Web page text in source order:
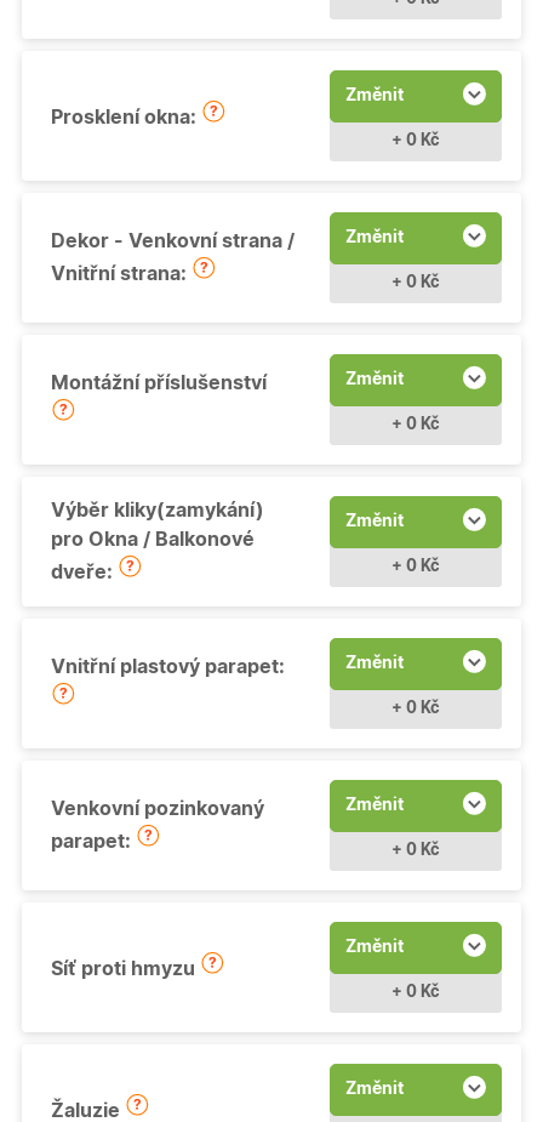
Prosklení okna:
Změnit
+ 0 Kč
Dekor - Venkovní strana /
Vnitřní strana:
Změnit
+ 0 Kč
Montážní příslušenství Změnit
+ 0 Kč
Výběr kliky(zamykání)
pro Okna / Balkonové
dveře:
Změnit
+ 0 Kč
Vnitřní plastový parapet: Změnit
+ 0 Kč
Venkovní pozinkovaný
parapet:
Změnit
+ 0 Kč
Síť proti hmyzu
Změnit
+ 0 Kč
Žaluzie
Změnit